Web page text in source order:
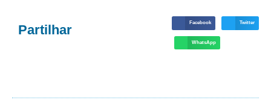
Partilhar Facebook Twitter
WhatsApp